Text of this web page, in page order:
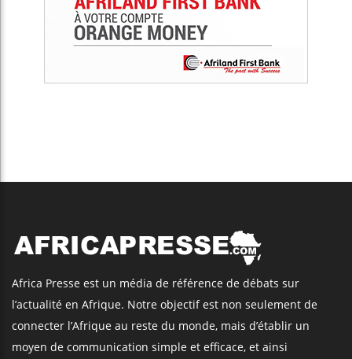
Africa Presse est un média de référence de débats sur
l’actualité en Afrique. Notre objectif est non seulement de
connecter l’Afrique au reste du monde, mais d’établir un
moyen de communication simple et efficace, et ainsi